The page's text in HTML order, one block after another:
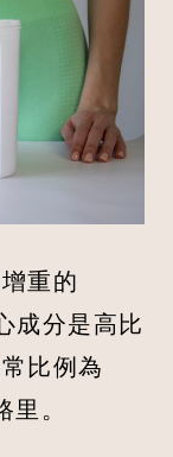
重的
成分是高比
比例為
。